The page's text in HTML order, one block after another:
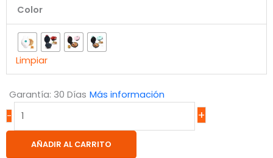
Color
Limpiar
Garantía: 30 Días Más información
-
+
AÑADIR AL CARRITO